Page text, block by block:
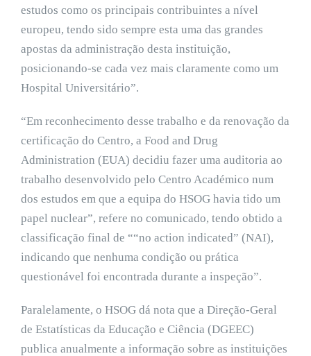
estudos como os principais contribuintes a nível
europeu, tendo sido sempre esta uma das grandes
apostas da administração desta instituição,
posicionando-se cada vez mais claramente como um
Hospital Universitário”.
“Em reconhecimento desse trabalho e da renovação da
certificação do Centro, a Food and Drug
Administration (EUA) decidiu fazer uma auditoria ao
trabalho desenvolvido pelo Centro Académico num
dos estudos em que a equipa do HSOG havia tido um
papel nuclear”, refere no comunicado, tendo obtido a
classificação final de ““no action indicated” (NAI),
indicando que nenhuma condição ou prática
questionável foi encontrada durante a inspeção”.
Paralelamente, o HSOG dá nota que a Direção-Geral
de Estatísticas da Educação e Ciência (DGEEC)
publica anualmente a informação sobre as instituições